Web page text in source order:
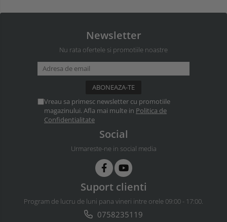
Newsletter
Nu rata ofertele si promotiile noastre
Vreau sa primesc newsletter cu promotiile
magazinului. Afla mai multe in Politica de
Confidentialitate
Social
Urmareste-ne in social media
Suport clienti
Program de lucru de luni pana vineri intre orele 09:00 - 17:00.
0758235119